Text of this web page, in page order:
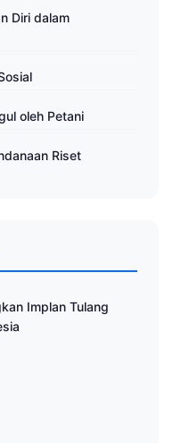
Diri dalam
oleh Petani
Riset
Implan Tulang